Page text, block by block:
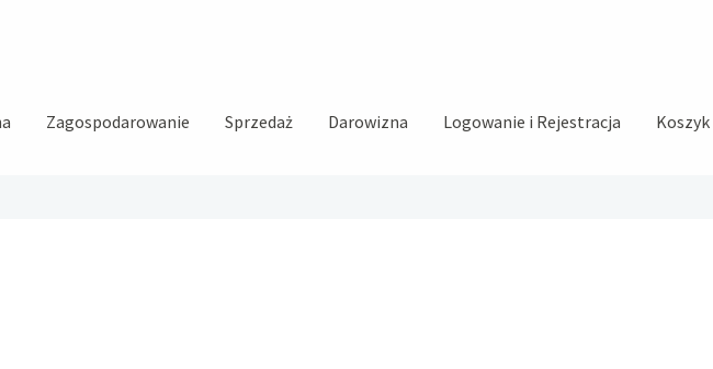
Zagospodarowanie Sprzedaż Darowizna Logowanie i Rejestracja Koszyk